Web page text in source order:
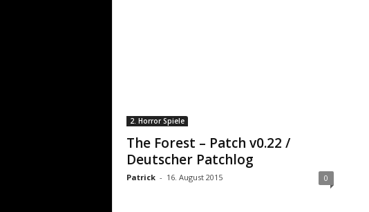
2. Horror Spiele
The Forest – Patch v0.22 /
Deutscher Patchlog
Patrick - 16. August 2015 0